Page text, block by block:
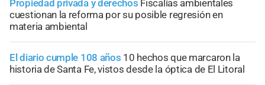
Propiedad privada y derechos Fiscalías ambientales
cuestionan la reforma por su posible regresión en
materia ambiental
El diario cumple 108 años 10 hechos que marcaron la
historia de Santa Fe, vistos desde la óptica de El Litoral